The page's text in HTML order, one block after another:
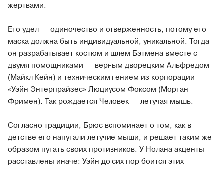
жертвами.
Его удел — одиночество и отверженность, потому его
маска должна быть индивидуальной, уникальной. Тогда
он разрабатывает костюм и шлем Бэтмена вместе с
двумя помощниками — верным дворецким Альфредом
(Майкл Кейн) и техническим гением из корпорации
«Уэйн Энтерпрайзес» Люциусом Фоксом (Морган
Фримен). Так рождается Человек — летучая мышь.
Согласно традиции, Брюс вспоминает о том, как в
детстве его напугали летучие мыши, и решает таким же
образом пугать своих противников. У Нолана акценты
расставлены иначе: Уэйн до сих пор боится этих